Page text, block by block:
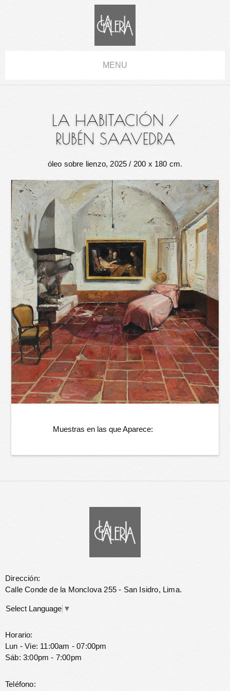
MENU
LA HABITACIÓN /
RUBÉN SAAVEDRA
óleo sobre lienzo, 2025 / 200 x 180 cm.
Muestras en las que Aparece:
Dirección:
Calle Conde de la Monclova 255 - San Isidro, Lima.
Select Language ▼
Horario:
Lun - Vie: 11:00am - 07:00pm
Sáb: 3:00pm - 7:00pm
Teléfono: